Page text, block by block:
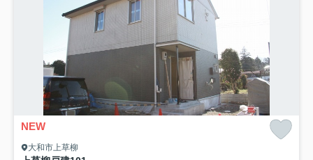
NEW
大和市上草柳